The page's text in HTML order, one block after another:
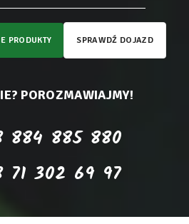
PRODUKTY SPRAWDŹ DOJAZD
POROZMAWIAJMY!
884 885 880
71 302 69 97